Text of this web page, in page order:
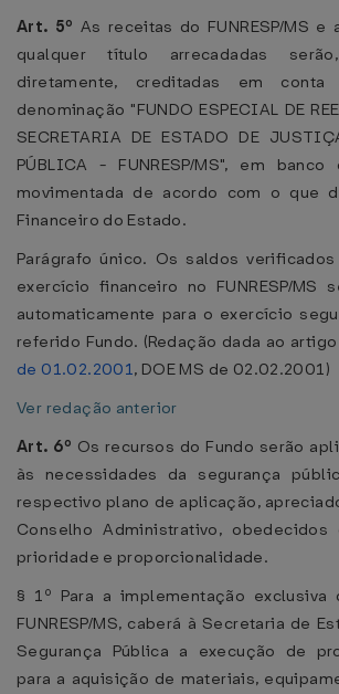
Art. 5º As receitas do FUNRESP/MS e
qualquer título arrecadadas
diretamente, creditadas em conta
denominação "FUNDO ESPECIAL DE
SECRETARIA DE ESTADO DE
PÚBLICA - FUNRESP/MS", em
movimentada de acordo com o que
Financeiro do Estado.
Parágrafo único. Os saldos
exercício financeiro no FUNRESP/MS
automaticamente para o exercício
referido Fundo. (Redação dada ao
de 01.02.2001, DOE MS de 02.02.2001)
Ver redação anterior
Art. 6º Os recursos do Fundo serão
às necessidades da segurança
respectivo plano de aplicação,
Conselho Administrativo,
prioridade e proporcionalidade.
§ 1º Para a implementação
FUNRESP/MS, caberá à Secretaria de
Segurança Pública a execução de
para a aquisição de materiais,